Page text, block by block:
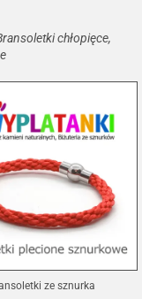
chłopięce,
ze sznurka